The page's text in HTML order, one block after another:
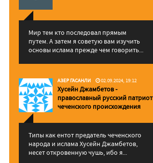
Мир тем кто последовал прямым
путем. А затем я советую вам изучить
основы ислама прежде чем говорить...
АЗЕР ГАСАНЛИ 02.09.2024, 19:12
Хусейн Джамбетов -
православный русский патриот
чеченского происхождения
Типы как ентот предатель чеченского
народа и ислама Хусейн Джамбетов,
несет откровенную чушь, ибо я...